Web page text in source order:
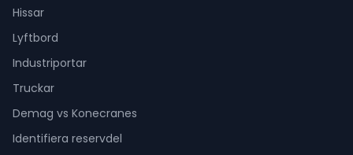
Hissar
Lyftbord
Industriportar
Truckar
Demag vs Konecranes
Identifiera reservdel